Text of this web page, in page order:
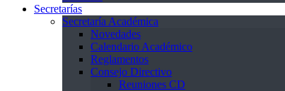
Secretarías
Secretaría Académica
Novedades
Calendario Académico
Reglamentos
Consejo Directivo
Reuniones CD